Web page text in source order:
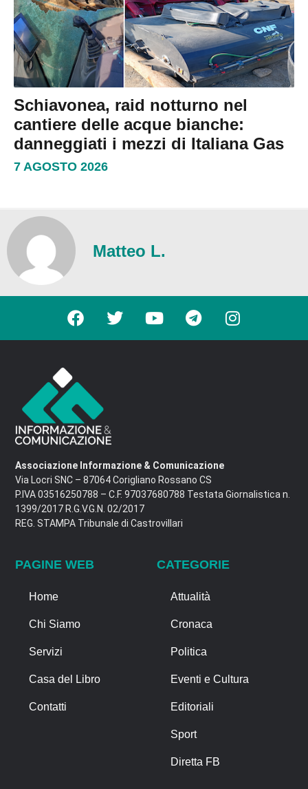
Schiavonea, raid notturno nel
cantiere delle acque bianche:
danneggiati i mezzi di Italiana Gas
7 AGOSTO 2026
Matteo L.
Associazione Informazione & Comunicazione
Via Locri SNC – 87064 Corigliano Rossano CS
P.IVA 03516250788 – C.F. 97037680788 Testata Giornalistica n.
1399/2017 R.G.V.G.N. 02/2017
REG. STAMPA Tribunale di Castrovillari
PAGINE WEB
Home
Chi Siamo
Servizi
Casa del Libro
Contatti
CATEGORIE
Attualità
Cronaca
Politica
Eventi e Cultura
Editoriali
Sport
Diretta FB